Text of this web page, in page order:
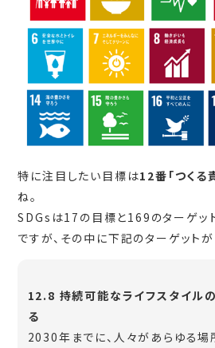
特に注目したい目標は12番「つくる
ね。
SDGsは17の目標と169のターゲッ
ですが、その中に下記のターゲットが
12.8 持続可能なライフスタイル
る
2030年までに、人々があらゆる場